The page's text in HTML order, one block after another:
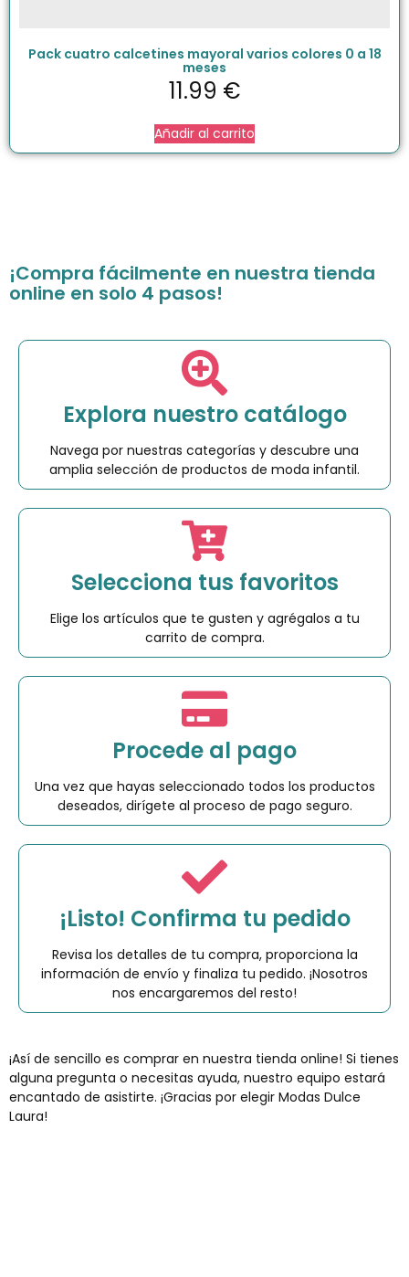
Pack cuatro calcetines mayoral varios colores 0 a 18
meses
11.99 €
Añadir al carrito
¡Compra fácilmente en nuestra tienda
online en solo 4 pasos!
Explora nuestro catálogo
Navega por nuestras categorías y descubre una
amplia selección de productos de moda infantil.
Selecciona tus favoritos
Elige los artículos que te gusten y agrégalos a tu
carrito de compra.
Procede al pago
Una vez que hayas seleccionado todos los productos
deseados, dirígete al proceso de pago seguro.
¡Listo! Confirma tu pedido
Revisa los detalles de tu compra, proporciona la
información de envío y finaliza tu pedido. ¡Nosotros
nos encargaremos del resto!
¡Así de sencillo es comprar en nuestra tienda online! Si tienes
alguna pregunta o necesitas ayuda, nuestro equipo estará
encantado de asistirte. ¡Gracias por elegir Modas Dulce
Laura!